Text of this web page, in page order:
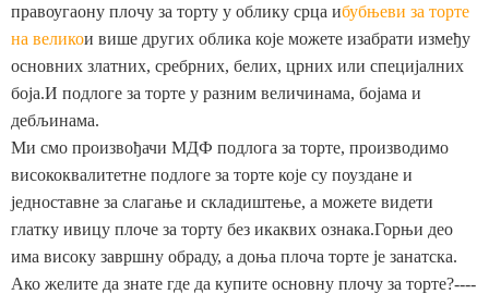
правоугаону плочу за торту у облику срца ибубњеви за торте
на великои више других облика које можете изабрати између
основних златних, сребрних, белих, црних или специјалних
боја.И подлоге за торте у разним величинама, бојама и
дебљинама.
Ми смо произвођачи МДФ подлога за торте, производимо
висококвалитетне подлоге за торте које су поуздане и
једноставне за слагање и складиштење, а можете видети
глатку ивицу плоче за торту без икаквих ознака.Горњи део
има високу завршну обраду, а доња плоча торте је занатска.
Ако желите да знате где да купите основну плочу за торте?----